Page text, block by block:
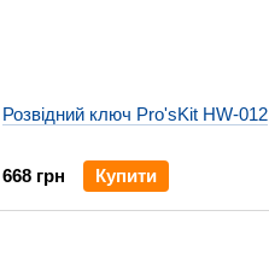
Розвідний ключ Pro'sKit HW-012
668 грн Купити